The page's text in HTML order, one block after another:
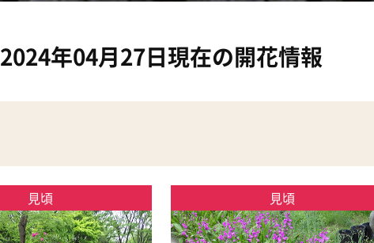
2024年04月27日現在の開花情報
見頃 見頃